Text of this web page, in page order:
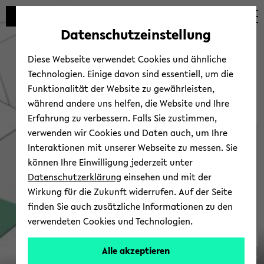
Automatische
vermeiden
zum
wechseln
zum
wechseln
zum
wechseln
Ver­an­stal­tun­gen
SFB
Datenschutzeinstellung
Diese Webseite verwendet Cookies und ähnliche
Technologien. Einige davon sind essentiell, um die
Funktionalität der Website zu gewährleisten,
während andere uns helfen, die Website und Ihre
Erfahrung zu verbessern. Falls Sie zustimmen,
verwenden wir Cookies und Daten auch, um Ihre
Interaktionen mit unserer Webseite zu messen. Sie
können Ihre Einwilligung jederzeit unter
Datenschutzerklärung einsehen und mit der
Wirkung für die Zukunft widerrufen. Auf der Seite
finden Sie auch zusätzliche Informationen zu den
verwendeten Cookies und Technologien.
Alle akzeptieren